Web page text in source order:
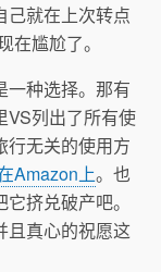
己就在上次转点
尴尬了。
一种选择。那有
VS列出了所有使
行无关的使用方
Amazon上。也
挤兑破产吧。
且真心的祝愿这